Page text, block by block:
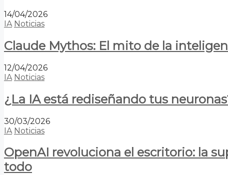
14/04/2026
IA Noticias
Claude Mythos: El mito de la
12/04/2026
IA Noticias
¿La IA está rediseñando tus
30/03/2026
IA Noticias
OpenAI revoluciona el escritorio: la
todo